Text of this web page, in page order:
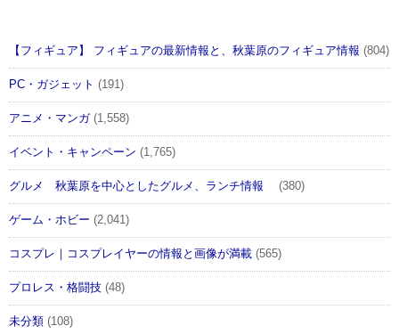
【フィギュア】 フィギュアの最新情報と、秋葉原のフィギュア情報 (804)
PC・ガジェット (191)
アニメ・マンガ(1,558)
イベント・キャンペーン (1,765)
グルメ 秋葉原を中心としたグルメ、ランチ情報 (380)
ゲーム・ホビー (2,041)
コスプレ｜コスプレイヤーの情報と画像が満載 (565)
プロレス・格闘技 (48)
未分類 (108)